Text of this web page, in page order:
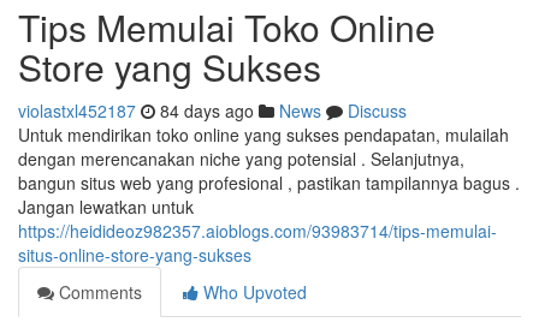
Tips Memulai Toko Online
Store yang Sukses
violastxl452187 84 days ago News
Discuss
Untuk mendirikan toko online yang sukses pendapatan, mulailah
dengan merencanakan niche yang potensial . Selanjutnya,
bangun situs web yang profesional , pastikan tampilannya bagus .
Jangan lewatkan untuk
https://heidideoz982357.aioblogs.com/93983714/tips-memulai-
situs-online-store-yang-sukses
Comments
Who Upvoted